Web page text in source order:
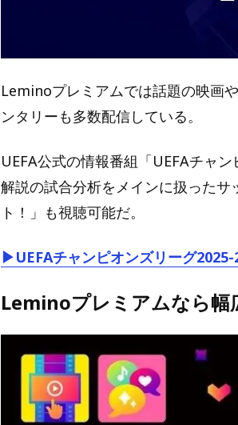
Leminoプレミアムでは話題の映画
ンタリーも多数配信している。
UEFA公式の情報番組「UEFAチャ
解説の試合分析をメインに扱った
ト！」も視聴可能だ。
▶UEFAチャンピオンズリーグ
Leminoプレミアムなら幅